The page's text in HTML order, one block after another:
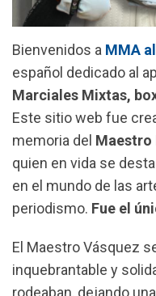
Bienvenidos a MMA
español dedicado al
Marciales Mixtas,
Este sitio web fue
memoria del Maestro
quien en vida se
en el mundo de las
periodismo. Fue el
El Maestro Vásquez
inquebrantable y